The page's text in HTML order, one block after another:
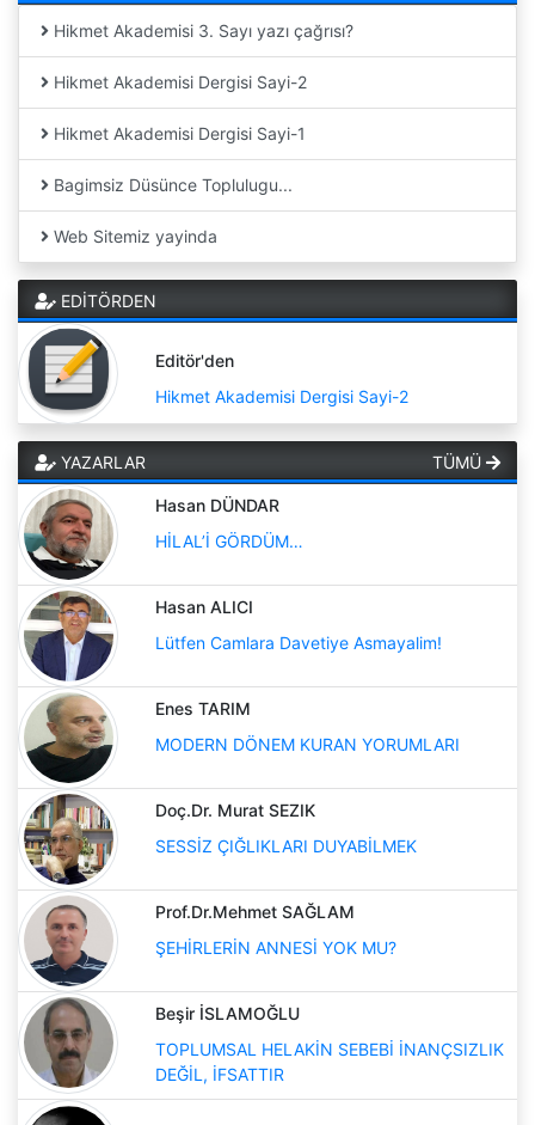
Hikmet Akademisi 3. Sayı yazı çağrısı?
Hikmet Akademisi Dergisi Sayi-2
Hikmet Akademisi Dergisi Sayi-1
Bagimsiz Düsünce Toplulugu...
Web Sitemiz yayinda
EDİTÖRDEN
Editör'den
Hikmet Akademisi Dergisi Sayi-2
YAZARLAR TÜMÜ
Hasan DÜNDAR
HİLAL’İ GÖRDÜM…
Hasan ALICI
Lütfen Camlara Davetiye Asmayalim!
Enes TARIM
MODERN DÖNEM KURAN YORUMLARI
Doç.Dr. Murat SEZIK
SESSİZ ÇIĞLIKLARI DUYABİLMEK
Prof.Dr.Mehmet SAĞLAM
ŞEHİRLERİN ANNESİ YOK MU?
Beşir İSLAMOĞLU
TOPLUMSAL HELAKİN SEBEBİ İNANÇSIZLIK
DEĞİL, İFSATTIR